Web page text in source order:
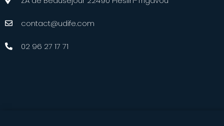
contact@udife.com
02 96 27 17 71